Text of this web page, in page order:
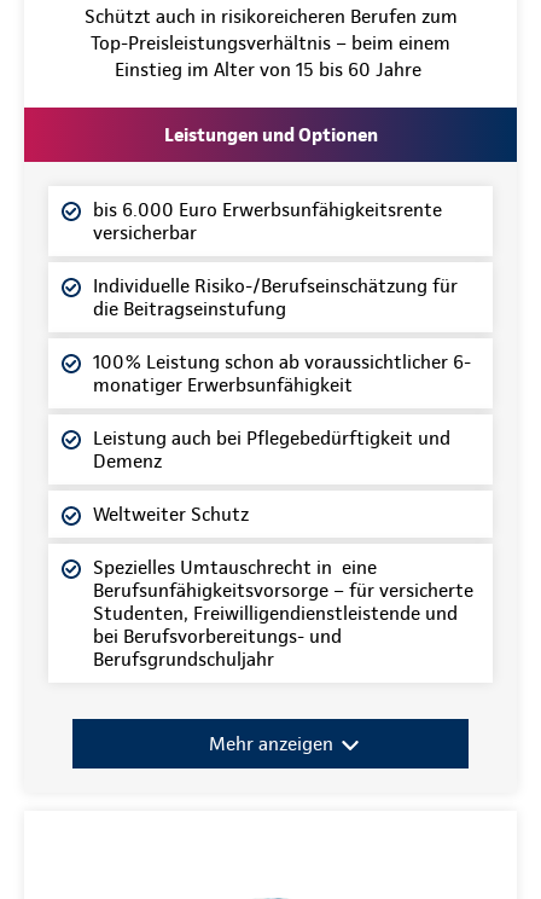
Schützt auch in risikoreicheren Berufen zum
Top-Preisleistungsverhältnis – beim einem
Einstieg im Alter von 15 bis 60 Jahre
Leistungen und Optionen
bis 6.000 Euro Erwerbsunfähigkeitsrente
versicherbar
Individuelle Risiko-/Berufseinschätzung für
die Beitragseinstufung
100% Leistung schon ab voraussichtlicher 6-
monatiger Erwerbsunfähigkeit
Leistung auch bei Pflegebedürftigkeit und
Demenz
Weltweiter Schutz
Spezielles Umtauschrecht in eine
Berufsunfähigkeitsvorsorge – für versicherte
Studenten, Freiwilligendienstleistende und
bei Berufsvorbereitungs- und
Berufsgrundschuljahr
Mehr anzeigen